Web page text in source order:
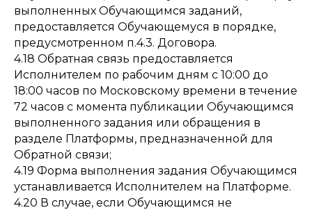
выполненных Обучающимся заданий,
предоставляется Обучающемуся в порядке,
предусмотренном п.4.3. Договора.
4.18 Обратная связь предоставляется
Исполнителем по рабочим дням с 10:00 до
18:00 часов по Московскому времени в течение
72 часов с момента публикации Обучающимся
выполненного задания или обращения в
разделе Платформы, предназначенной для
Обратной связи;
4.19 Форма выполнения задания Обучающимся
устанавливается Исполнителем на Платформе.
4.20 В случае, если Обучающимся не